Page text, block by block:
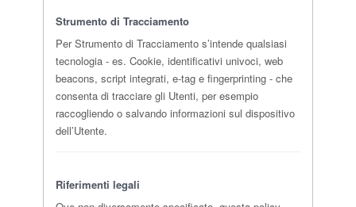
Strumento di Tracciamento
Per Strumento di Tracciamento s’intende qualsiasi
tecnologia - es. Cookie, identificativi univoci, web
beacons, script integrati, e-tag e fingerprinting - che
consenta di tracciare gli Utenti, per esempio
raccogliendo o salvando informazioni sul dispositivo
dell’Utente.
Riferimenti legali